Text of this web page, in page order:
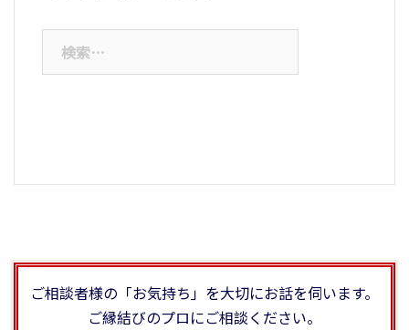
索:
ご相談者様の「お気持ち」を大切にお話を伺います。
ご縁結びのプロにご相談ください。